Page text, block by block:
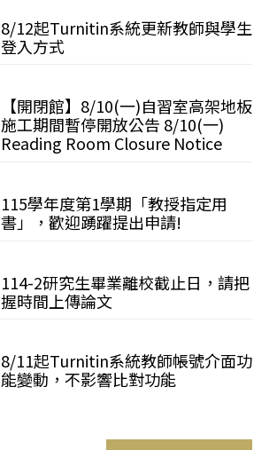
8/12起Turnitin系統更新教師與學生
登入方式
【開閉館】8/10(一)自習室高架地板
施工期間暫停開放公告 8/10(一)
Reading Room Closure Notice
115學年度第1學期「教授指定用
書」，歡迎踴躍提出申請!
114-2研究生畢業離校截止日，請把
握時間上傳論文
8/11起Turnitin系統教師帳號介面功
能變動，不影響比對功能